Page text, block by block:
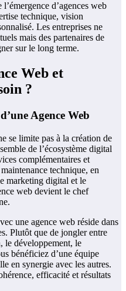
d’agences web
technique, vision
Les entreprises ne
mais des partenaires de
sur le long terme.
Web et
?
Agence Web
se limite pas à la création de
de l’écosystème digital
complémentaires et
technique, en
marketing digital et le
web devient le chef
une agence web réside dans
Plutôt que de jongler entre
le développement, le
bénéficiez d’une équipe
en synergie avec les autres.
efficacité et résultats